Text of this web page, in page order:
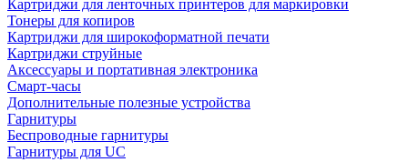
Картриджи для ленточных принтеров для маркировки
Тонеры для копиров
Картриджи для широкоформатной печати
Картриджи струйные
Аксессуары и портативная электроника
Смарт-часы
Дополнительные полезные устройства
Гарнитуры
Беспроводные гарнитуры
Гарнитуры для UC